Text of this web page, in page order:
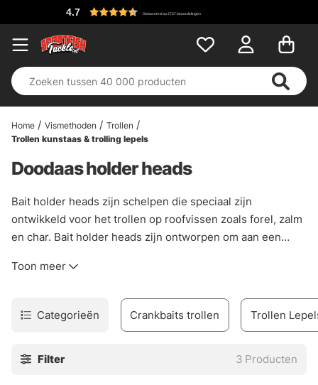
4.7 Gebaseerd op 2737 beoordelingen
Home Vismethoden
Trollen
Trollen kunstaas & trolling lepels
Doodaas holder heads
Bait holder heads zijn schelpen die speciaal zijn
ontwikkeld voor het trollen op roofvissen zoals forel, zalm
en char. Bait holder heads zijn ontworpen om aan een
bevestigd met de bijgeleverde stok die door de schedel
en vervolgens de alver achter de boot trollen met
downriggers of aan de kant met plannerboards. Deze
assortiment dat wij aanbieden voor uw trollingbehoeften.
Toon meer
Categorieën Crankbaits trollen Trollen
Filter 3 Producten